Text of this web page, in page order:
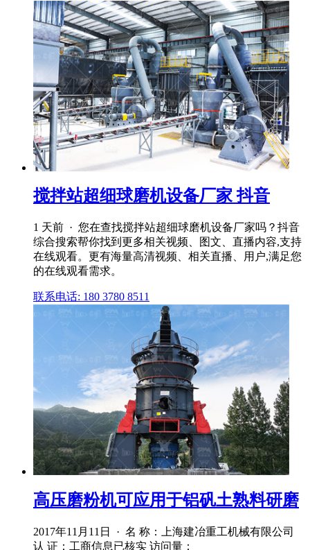
搅拌站超细球磨机设备厂家 抖音
1 天前 · 您在查找搅拌站超细球磨机设备厂家吗？抖音
综合搜索帮你找到更多相关视频、图文、直播内容,支持
在线观看。更有海量高清视频、相关直播、用户,满足您
的在线观看需求。
联系电话: 180 3780 8511
高压磨粉机可应用于铝矾土熟料研磨
2017年11月11日 · 名 称：上海建冶重工机械有限公司
认 证：工商信息已核实 访问量：